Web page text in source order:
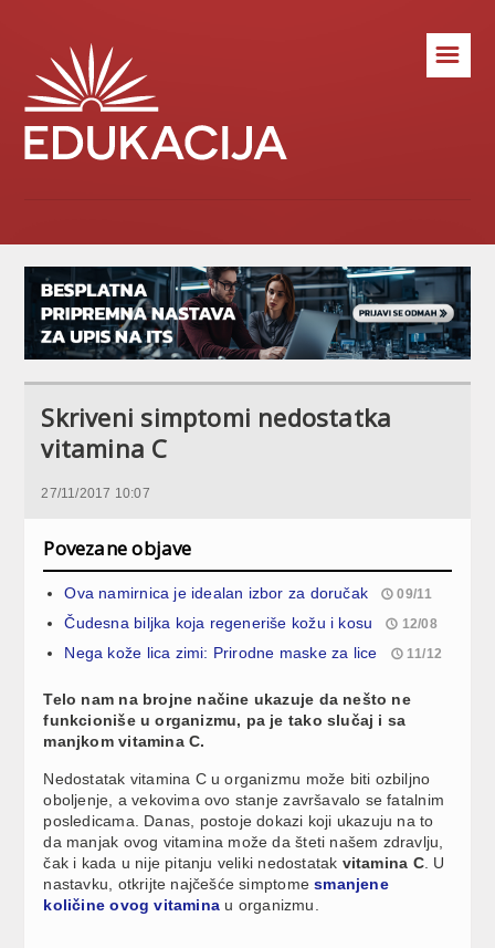
☰
Skriveni simptomi nedostatka
vitamina C
27/11/2017 10:07
Povezane objave
Ova namirnica je idealan izbor za doručak 09/11
Čudesna biljka koja regeneriše kožu i kosu 12/08
Nega kože lica zimi: Prirodne maske za lice 11/12
Telo nam na brojne načine ukazuje da nešto ne
funkcioniše u organizmu, pa je tako slučaj i sa
manjkom vitamina C.
Nedostatak vitamina C u organizmu može biti ozbiljno
oboljenje, a vekovima ovo stanje završavalo se fatalnim
posledicama. Danas, postoje dokazi koji ukazuju na to
da manjak ovog vitamina može da šteti našem zdravlju,
čak i kada u nije pitanju veliki nedostatak vitamina C. U
nastavku, otkrijte najčešće simptomesmanjene
količine ovog vitamina u organizmu.